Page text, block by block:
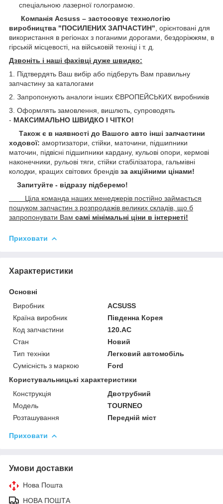
спеціальною лазерної голограмою.
Компанія Acsuss – застосовує технологію
виробництва "ПОСИЛЕНИХ ЗАПЧАСТИН" , орієнтовані для
використання в регіонах з поганими дорогами, бездоріжжям, в
гірській місцевості, на військовій техніці і т. д.
Дзвоніть і наші фахівці дуже швидко:
1. Підтвердять Ваш вибір або підберуть Вам правильну
запчастину за каталогами
2. Запропонують аналоги інших ЄВРОПЕЙСЬКИХ виробників
3. Оформлять замовлення, вишлють, супроводять
- МАКСИМАЛЬНО ШВИДКО І ЧІТКО!
Також є в наявності до Вашого авто інші запчастини
ходової: амортизатори, стійки, маточини, підшипники
маточин, підвісні підшипники кардану, кульові опори, кермові
наконечники, рульові тяги, стійки стабілізатора, гальмівні
колодки, кращих світових брендів за акційними цінами!
Запитуйте - відразу підберемо!
Ціла команда наших менеджерів постійно займається
пошуком запчастин з розпродажів великих складів, що б
запропонувати Вам самі мінімальні ціни в інтернеті!
Приховати
Характеристики
Основні
Виробник
ACSUSS
Країна виробник
Південна Корея
Код запчастини
120.AC
Стан
Новий
Тип техніки
Легковий автомобіль
Сумісність з маркою
Ford
Користувальницькі характеристики
Конструкція
Двотрубний
Мoдель
TOURNEO
Розташування
Передній міст
Приховати
Умови доставки
Нова Пошта
НОВА ПОШТА